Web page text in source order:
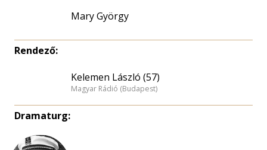
Mary György
Rendező:
Kelemen László (57)
Magyar Rádió (Budapest)
Dramaturg: